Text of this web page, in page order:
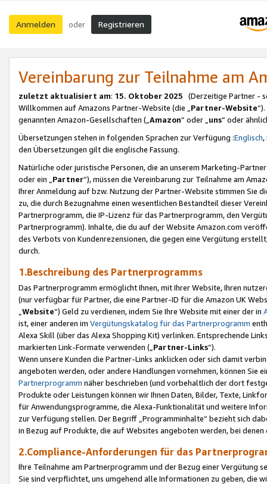
Anmelden oder Registrieren
Vereinbarung zur Teilnahme am
zuletzt aktualisiert am: 15. Oktober 2025 (Derzeitige Partner -
Willkommen auf Amazons Partner-Website (die „Partner-Website
genannten Amazon-Gesellschaften („Amazon“ oder „uns“ oder
Übersetzungen stehen in folgenden Sprachen zur Verfügung :Englisch,
den Übersetzungen gilt die englische Fassung.
Natürliche oder juristische Personen, die an unserem Marketing-
oder ein „Partner“), müssen die Vereinbarung zur Teilnahme am
Ihrer Anmeldung auf bzw. Nutzung der Partner-Website stimmen Sie
zu, die durch Bezugnahme einen wesentlichen Bestandteil dieser
Partnerprogramm, die IP-Lizenz für das Partnerprogramm, den
Partnerprogramm). Inhalte, die du auf der Website Amazon.com
des Verbots von Kundenrezensionen, die gegen eine Vergütung
durch.
1.Beschreibung des Partnerprogramms
Das Partnerprogramm ermöglicht Ihnen, mit Ihrer Website, Ihren
(nur verfügbar für Partner, die eine Partner-ID für die Amazon UK
Website“) Geld zu verdienen, indem Sie Ihre Website mit einer der in
ist, einer anderen im Vergütungskatalog für das Partnerprogramm
Alexa Skill (über das Alexa Shopping Kit) verlinken. Entsprechende
markierten Link-Formate verwenden („ Partner-Links“).
Wenn unsere Kunden die Partner-Links anklicken oder sich damit
angeboten werden, oder andere Handlungen vornehmen, können Sie
Partnerprogramm näher beschrieben (und vorbehaltlich der dort
Produkte oder Leistungen können wir Ihnen Daten, Bilder, Texte,
für Anwendungsprogramme, die Alexa-Funktionalität und weitere
zur Verfügung stellen. Der Begriff „Programminhalte“ bezieht sich
in Bezug auf Produkte, die auf Websites angeboten werden, bei
2.Compliance-Anforderungen für das
Ihre Teilnahme am Partnerprogramm und der Bezug einer Vergütung
Sie sind verpflichtet, uns umgehend alle Informationen zu geben, die